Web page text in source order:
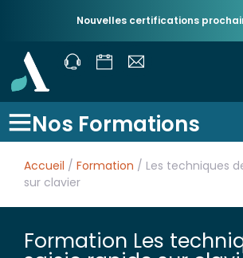
Nouvelles certifications
Nos Formations
Accueil / Formation / Les techniques
sur clavier
Formation Les